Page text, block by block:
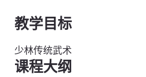
教学目标
少林传统武术
课程大纲